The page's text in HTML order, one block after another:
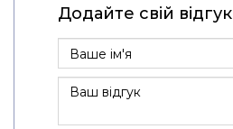
Додайте свій відгук